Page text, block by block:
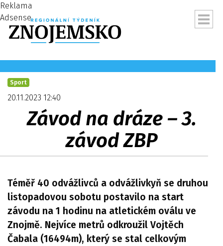
Reklama
Adsense
Sport
20.11.2023 12:40
Závod na dráze – 3.
závod ZBP
Téměř 40 odvážlivců a odvážlivkyň se druhou
listopadovou sobotu postavilo na start
závodu na 1 hodinu na atletickém oválu ve
Znojmě. Nejvíce metrů odkroužil Vojtěch
Čabala (16494m), který se stal celkovým